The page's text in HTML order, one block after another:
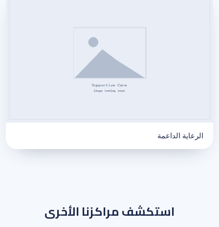
الرعاية الداعمة
استكشف مراكزنا الأخرى